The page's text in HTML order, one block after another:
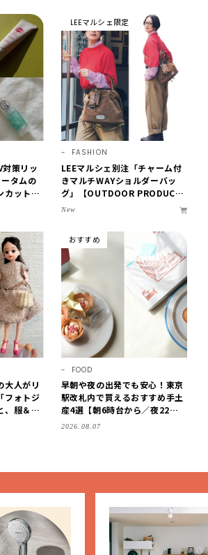
対策リッ
タムの
カットな
に愛用
LEEマルシェ限定
FASHION
LEEマルシェ別注「チャーム付
きマルチWAYショルダーバッ
グ」【OUTDOOR PRODUCT
S ×LEE100人隊】第3弾はリッ
New
大人がリ
フォトジ
、服＆ク
例をご
おすすめ
FOOD
早朝や夜の出発でも安心！東京
駅改札内で買えるおすすめ手土
産4選【朝6時台から／夜22時
まで営業】
2026.08.07